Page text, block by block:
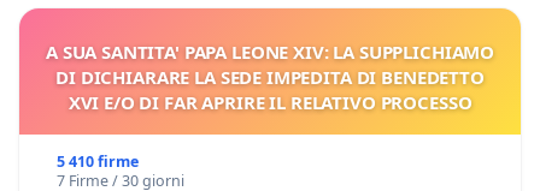
A SUA SANTITA' PAPA LEONE XIV: LA SUPPLICHIAMO
DI DICHIARARE LA SEDE IMPEDITA DI BENEDETTO
XVI E/O DI FAR APRIRE IL RELATIVO PROCESSO
5 410 firme
7 Firme / 30 giorni